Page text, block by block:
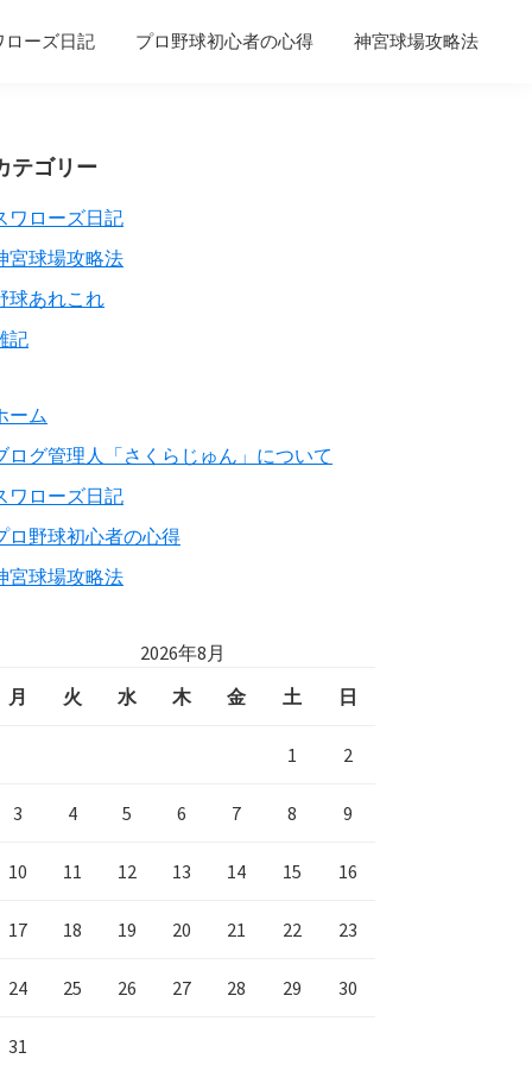
ローズ日記 プロ野球初心者の心得 神宮球場攻略法
テゴリー
ワローズ日記
宮球場攻略法
球あれこれ
記
ーム
ログ管理人「さくらじゅん」について
ワローズ日記
ロ野球初心者の心得
宮球場攻略法
2026年8月
月
火 水 木 金 土 日
1 2
3 4 5 6 7 8 9
10 11 12 13 14 15 16
17 18 19 20 21 22 23
24 25 26 27 28 29 30
31